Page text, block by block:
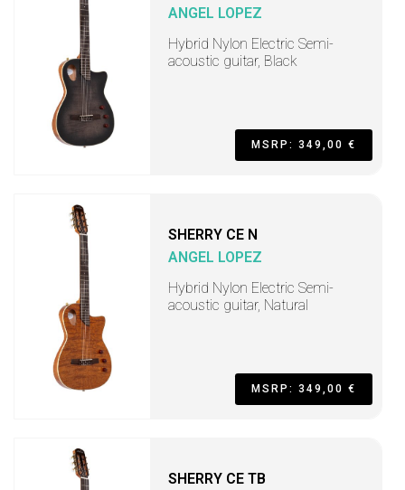
ANGEL LOPEZ
Hybrid Nylon Electric Semi-
acoustic guitar, Black
MSRP: 349,00 €
SHERRY CE N
ANGEL LOPEZ
Hybrid Nylon Electric Semi-
acoustic guitar, Natural
MSRP: 349,00 €
SHERRY CE TB